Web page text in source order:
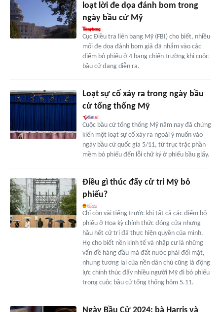
loạt lời đe dọa đánh bom trong
ngày bầu cử Mỹ
Cục Điều tra liên bang Mỹ (FBI) cho biết, nhiều
mối đe dọa đánh bom giả đã nhắm vào các
điểm bỏ phiếu ở 4 bang chiến trường khi cuộc
bầu cử đang diễn ra.
Loạt sự cố xảy ra trong ngày bầu
cử tổng thống Mỹ
Cuộc bầu cử tổng thống Mỹ năm nay đã chứng
kiến một loạt sự cố xảy ra ngoài ý muốn vào
ngày bầu cử quốc gia 5/11, từ trục trặc phần
mềm bỏ phiếu đến lỗi chữ ký ở phiếu bầu giấy.
Điều gì thúc đẩy cử tri Mỹ bỏ
phiếu?
Chỉ còn vài tiếng trước khi tất cả các điểm bỏ
phiếu ở Hoa kỳ chính thức đóng cửa nhưng
hầu hết cử tri đã thực hiện quyền của mình.
Họ cho biết nền kinh tế và nhập cư là những
vấn đề hàng đầu mà đất nước phải đối mặt,
nhưng tương lai của nền dân chủ cũng là động
lực chính thúc đẩy nhiều người Mỹ đi bỏ phiếu
trong cuộc bầu cử tổng thống hôm 5.11.
Ngày Bầu Cử 2024: bà Harris và